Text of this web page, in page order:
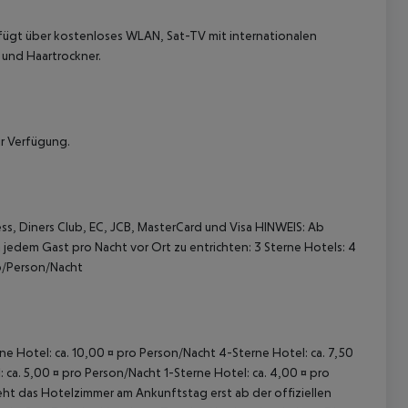
über kostenloses WLAN, Sat-TV mit internationalen
Haartrockner.
Verfügung.
Diners Club, EC, JCB, MasterCard und Visa HINWEIS: Ab
Gast pro Nacht vor Ort zu entrichten: 3 Sterne Hotels: 4
Person/Nacht
Hotel: ca. 10,00 ¤ pro Person/Nacht 4-Sterne Hotel: ca. 7,50
5,00 ¤ pro Person/Nacht 1-Sterne Hotel: ca. 4,00 ¤ pro
das Hotelzimmer am Ankunftstag erst ab der offiziellen